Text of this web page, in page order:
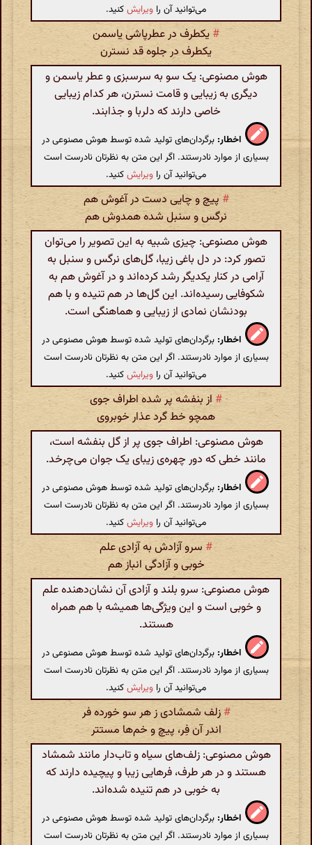
می‌توانید آن را ویرایشکنید.
# یکطرف در عطرپاشی یاسمن
یکطرف در جلوه قد نسترن
هوش مصنوعی: یک سو به سرسبزی و عطر یاسمن و
دیگری به زیبایی و قامت نسترن، هر کدام زیبایی
خاصی دارند که دلربا و جذابند.
اخطار: برگردان‌های تولید شده توسط هوش مصنوعی در
بسیاری از موارد نادرستند. اگر این متن به نظرتان نادرست است
می‌توانید آن را ویرایشکنید.
#پیچ و چایی دست در آغوش هم
نرگس و سنبل شده همدوش هم
هوش مصنوعی: چیزی شبیه به این تصویر را می‌توان
تصور کرد: در دل باغی زیبا، گل‌های نرگس و سنبل به
آرامی در کنار یکدیگر رشد کرده‌اند و در آغوش هم به
شکوفایی رسیده‌اند. این گل‌ها در هم تنیده و با هم
بودنشان نمادی از زیبایی و هماهنگی است.
اخطار: برگردان‌های تولید شده توسط هوش مصنوعی در
بسیاری از موارد نادرستند. اگر این متن به نظرتان نادرست است
می‌توانید آن را ویرایشکنید.
# از بنفشه پر شده اطراف جوی
همچو خط گرد عذار خوبروی
هوش مصنوعی: اطراف جوی پر از گل بنفشه است،
مانند خطی که دور چهره‌ی زیبای یک جوان می‌چرخد.
اخطار: برگردان‌های تولید شده توسط هوش مصنوعی در
بسیاری از موارد نادرستند. اگر این متن به نظرتان نادرست است
می‌توانید آن را ویرایشکنید.
# سرو آزادش به آزادی علم
خوبی و آزادگی انباز هم
هوش مصنوعی: سرو بلند و آزادی آن نشان‌دهنده علم
و خوبی است و این ویژگی‌ها همیشه با هم همراه
هستند.
اخطار: برگردان‌های تولید شده توسط هوش مصنوعی در
بسیاری از موارد نادرستند. اگر این متن به نظرتان نادرست است
می‌توانید آن را ویرایشکنید.
# زلف شمشادی ز هر سو خورده فر
اندر آن فِر، پیچ و خم‌ها مستتر
هوش مصنوعی: زلف‌های سیاه و تاب‌دار مانند شمشاد
هستند و در هر طرف، فرهایی زیبا و پیچیده دارند که
به خوبی در هم تنیده شده‌اند.
اخطار: برگردان‌های تولید شده توسط هوش مصنوعی در
بسیاری از موارد نادرستند. اگر این متن به نظرتان نادرست است